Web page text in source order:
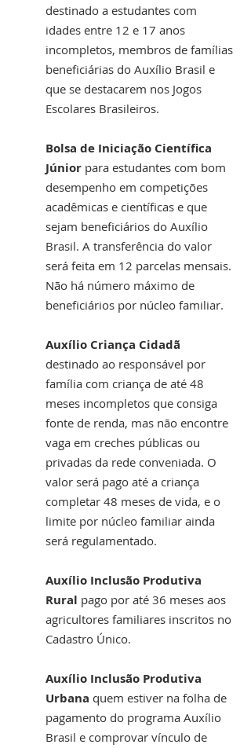
destinado a estudantes com
idades entre 12 e 17 anos
incompletos, membros de famílias
beneficiárias do Auxílio Brasil e
que se destacarem nos Jogos
Escolares Brasileiros.
Bolsa de Iniciação Científica
Júnior para estudantes com bom
desempenho em competições
acadêmicas e científicas e que
sejam beneficiários do Auxílio
Brasil. A transferência do valor
será feita em 12 parcelas mensais.
Não há número máximo de
beneficiários por núcleo familiar.
Auxílio Criança Cidadã
destinado ao responsável por
família com criança de até 48
meses incompletos que consiga
fonte de renda, mas não encontre
vaga em creches públicas ou
privadas da rede conveniada. O
valor será pago até a criança
completar 48 meses de vida, e o
limite por núcleo familiar ainda
será regulamentado.
Auxílio Inclusão Produtiva
Rural pago por até 36 meses aos
agricultores familiares inscritos no
Cadastro Único.
Auxílio Inclusão Produtiva
Urbana quem estiver na folha de
pagamento do programa Auxílio
Brasil e comprovar vínculo de